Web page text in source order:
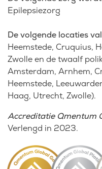
Epilepsiezorg
De volgende locaties
Heemstede, Cruquius,
Zwolle en de twaalf
Amsterdam, Arnhem,
Heemstede,
Haag, Utrecht, Zwolle).
Accreditatie Qmentum
Verlengd in 2023.